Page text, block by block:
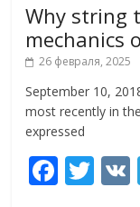
Why string
mechanics
26 февраля, 2025
September 10,
most recently in
expressed
F T